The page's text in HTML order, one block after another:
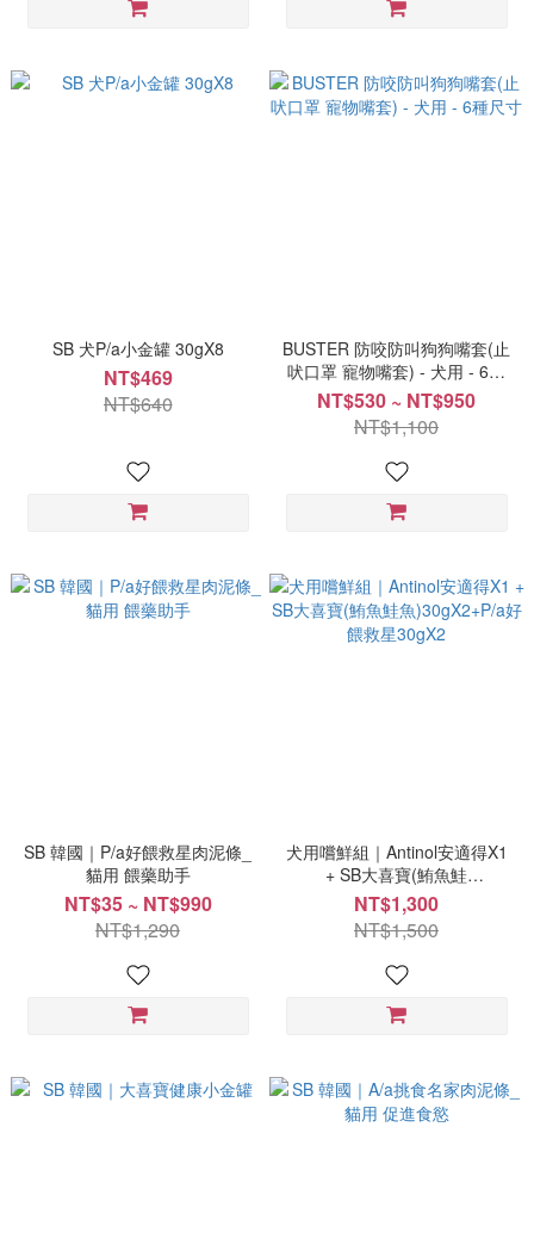
SB 犬P/a小金罐 30gX8
NT$469
NT$640
BUSTER 防咬防叫狗狗嘴套(止
吠口罩 寵物嘴套) - 犬用 - 6種
尺寸
NT$530 ~ NT$950
NT$1,100
SB 韓國｜P/a好餵救星肉泥條_
貓用 餵藥助手
NT$35 ~ NT$990
NT$1,290
犬用嚐鮮組｜Antinol安適得X1
+ SB大喜寶(鮪魚鮭
魚)30gX2+P/a好餵救星30gX2
NT$1,300
NT$1,500